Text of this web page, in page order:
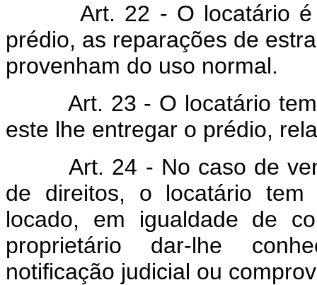
Art. 22 - O locatário é
prédio, as reparações de
provenham do uso normal.
Art. 23 - O locatário tem
este lhe entregar o prédio,
Art. 24 - No caso de
de direitos, o locatário tem
locado, em igualdade de
proprietário dar-lhe
notificação judicial ou